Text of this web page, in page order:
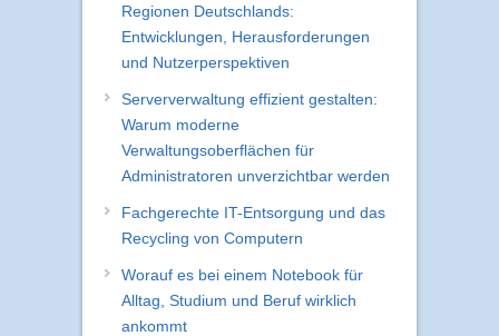
Regionen Deutschlands:
Entwicklungen, Herausforderungen
und Nutzerperspektiven
Serververwaltung effizient gestalten:
Warum moderne
Verwaltungsoberflächen für
Administratoren unverzichtbar werden
Fachgerechte IT-Entsorgung und das
Recycling von Computern
Worauf es bei einem Notebook für
Alltag, Studium und Beruf wirklich
ankommt